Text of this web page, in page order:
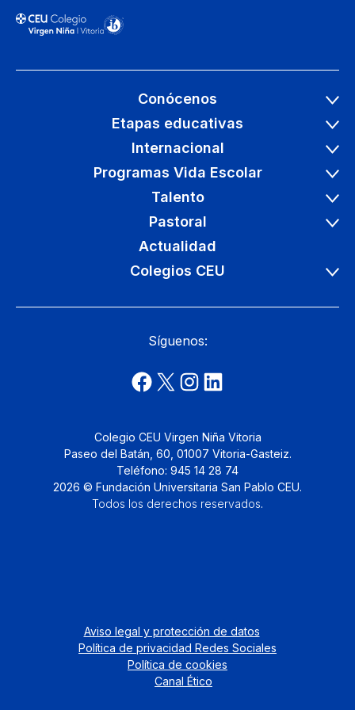
Conócenos
Etapas educativas
Internacional
Programas Vida Escolar
Talento
Pastoral
Actualidad
Colegios CEU
Síguenos:
Colegio CEU Virgen Niña Vitoria
Paseo del Batán, 60, 01007 Vitoria-Gasteiz.
Teléfono: 945 14 28 74
2026 © Fundación Universitaria San Pablo CEU.
Todos los derechos reservados.
Aviso legal y protección de datos
Política de privacidad Redes Sociales
Política de cookies
Canal Ético